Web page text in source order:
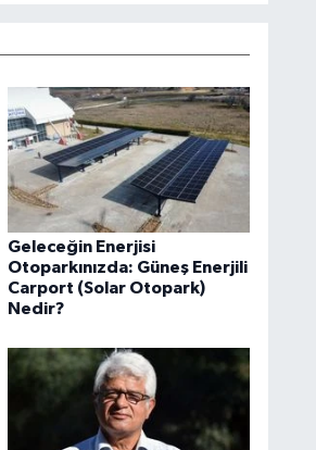
Geleceğin Enerjisi
Otoparkınızda: Güneş Enerjili
Carport (Solar Otopark)
Nedir?